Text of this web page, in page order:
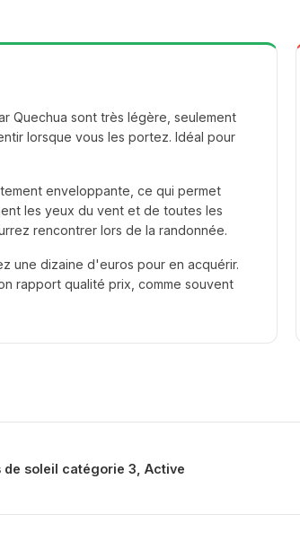
Quechua sont très légère, seulement
lorsque vous les portez. Idéal pour
enveloppante, ce qui permet
les yeux du vent et de toutes les
rencontrer lors de la randonnée.
une dizaine d'euros pour en acquérir.
rapport qualité prix, comme souvent
de soleil catégorie 3, Active